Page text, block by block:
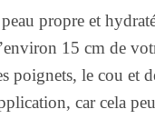
propre et
15 cm de
poignets, le cou et
car cela